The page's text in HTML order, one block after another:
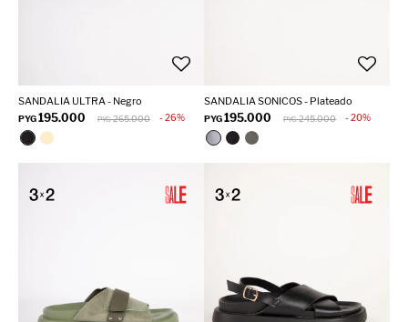
SANDALIA ULTRA - Negro
PYG195.000 PYG 265.000 26
SANDALIA SONICOS - Plateado
PYG195.000 PYG 245.000 20